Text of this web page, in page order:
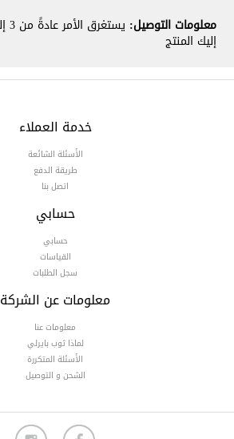
معلومات التوصيل:
إليك المنتج
خدمة العملاء
الأسئلة الشائعة
طريقة الدفع
اتصل بنا
حسابي
حسابي
القياسات
سجل الطلبات
معلومات عن الشركة
معلومات عنا
لماذا ثوب بايرلي
الأسئلة المتكررة
الشحن و التوصيل